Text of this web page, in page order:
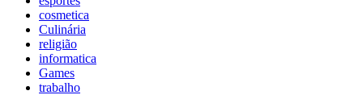
cosmetica
Culinária
religião
informatica
Games
trabalho